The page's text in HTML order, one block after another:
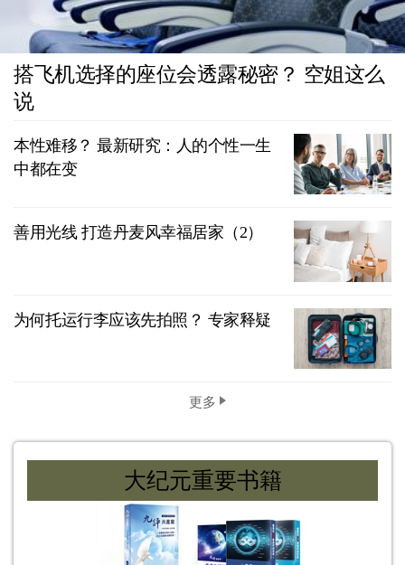
搭飞机选择的座位会透露秘密？ 空姐这么
说
本性难移？ 最新研究：人的个性一生
中都在变
善用光线 打造丹麦风幸福居家（2）
为何托运行李应该先拍照？ 专家释疑
更多
大纪元重要书籍